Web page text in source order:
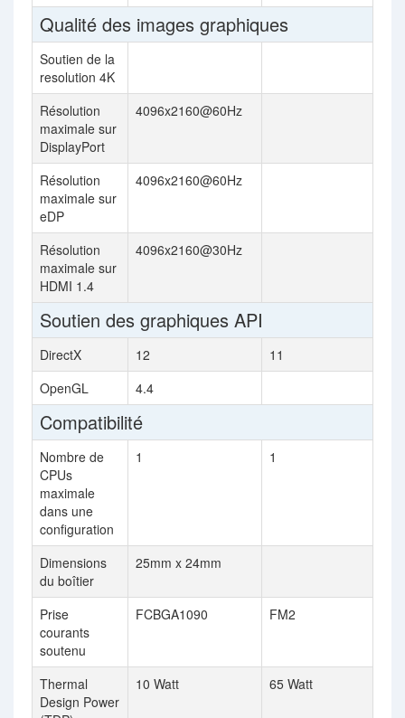
Qualité des images graphiques
Soutien de la
resolution 4K
Résolution
maximale sur
DisplayPort
4096x2160@60Hz
Résolution
maximale sur
eDP
4096x2160@60Hz
Résolution
maximale sur
HDMI 1.4
4096x2160@30Hz
Soutien des graphiques API
DirectX 12
11
OpenGL
4.4
Compatibilité
Nombre de
CPUs
maximale
dans une
configuration
1 1
Dimensions
du boîtier
25mm x 24mm
Prise
courants
soutenu
FCBGA1090 FM2
Thermal
Design Power
10 Watt 65 Watt